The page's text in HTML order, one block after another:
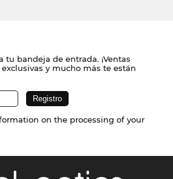
tu bandeja de entrada. ¡Ventas
y mucho más te están
on the processing of your